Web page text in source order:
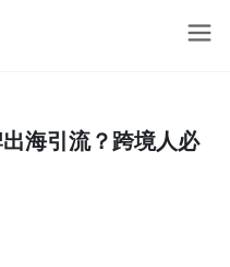
海引流？跨境人必